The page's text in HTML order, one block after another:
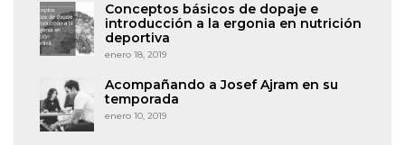
Conceptos básicos de dopaje e
introducción a la ergonia en nutrición
deportiva
enero 18, 2019
Acompañando a Josef Ajram en su
temporada
enero 10, 2019